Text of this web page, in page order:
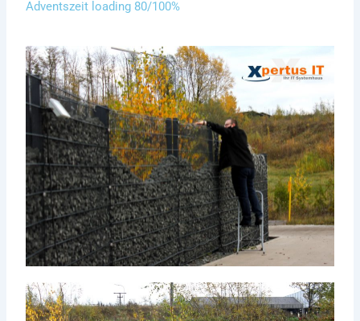
Adventszeit loading 80/100%